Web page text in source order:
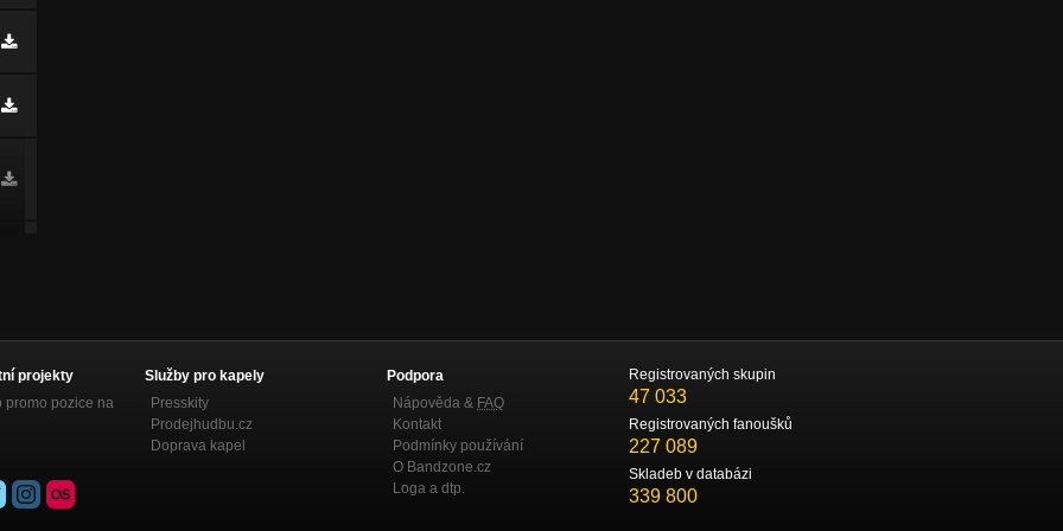
projekty
promo pozice na
Služby pro kapely
Presskity
Prodejhudbu.cz
Doprava kapel
Podpora
Nápověda & FAQ
Kontakt
Podmínky používání
O Bandzone.cz
Loga a dtp.
Registrovaných skupin
47 033
Registrovaných fanoušků
227 089
Skladeb v databázi
339 800